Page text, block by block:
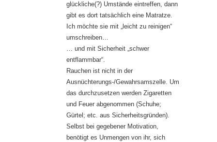
glückliche(?) Umstände eintreffen, dann
gibt es dort tatsächlich eine Matratze.
Ich möchte sie mit „leicht zu reinigen“
umschreiben…
… und mit Sicherheit „schwer
entflammbar“.
Rauchen ist nicht in der
Ausnüchterungs-/Gewahrsamszelle. Um
das durchzusetzen werden Zigaretten
und Feuer abgenommen (Schuhe;
Gürtel; etc. aus Sicherheitsgründen).
Selbst bei gegebener Motivation,
benötigt es Unmengen von ihr, sich